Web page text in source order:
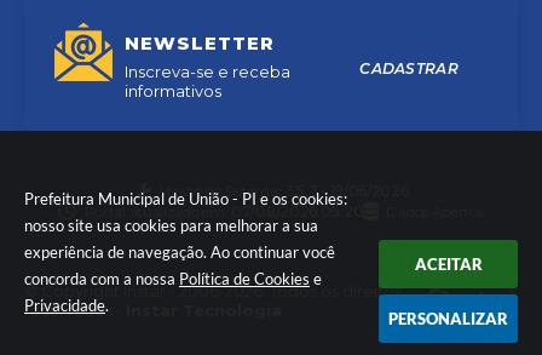
Prefeitura Municipal de União - PI e os cookies:
nosso site usa cookies para melhorar a sua
experiência de navegação. Ao continuar você
concorda com a nossa Política de Cookies e
Privacidade.
ACEITAR
PERSONALIZAR
NEWSLETTER
Inscreva-se e receba
informativos
CADASTRAR
Versão do Sistema:
3.5.3 - 19/06/2026
Portal atualizado em:
© Copyright Instar - 2006-2026. Todos os direitos
reservados -